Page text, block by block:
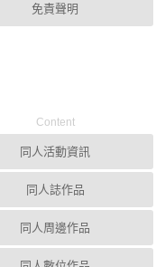
免責聲明
Content
同人活動資訊
同人誌作品
同人周邊作品